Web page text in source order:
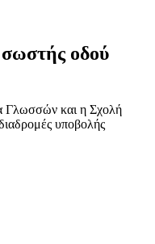
οδού
Γλωσσών και η Σχολή
υποβολής